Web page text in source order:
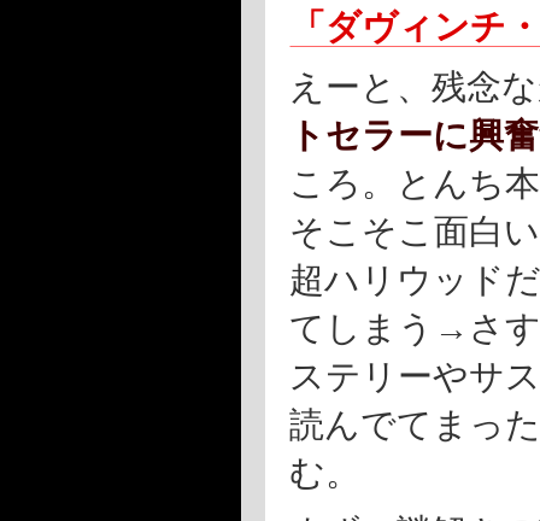
「ダヴィンチ
えーと、残念
トセラーに興
ころ。とんち本
そこそこ面白
超ハリウッド
てしまう→さ
ステリーやサ
読んでてまっ
む。